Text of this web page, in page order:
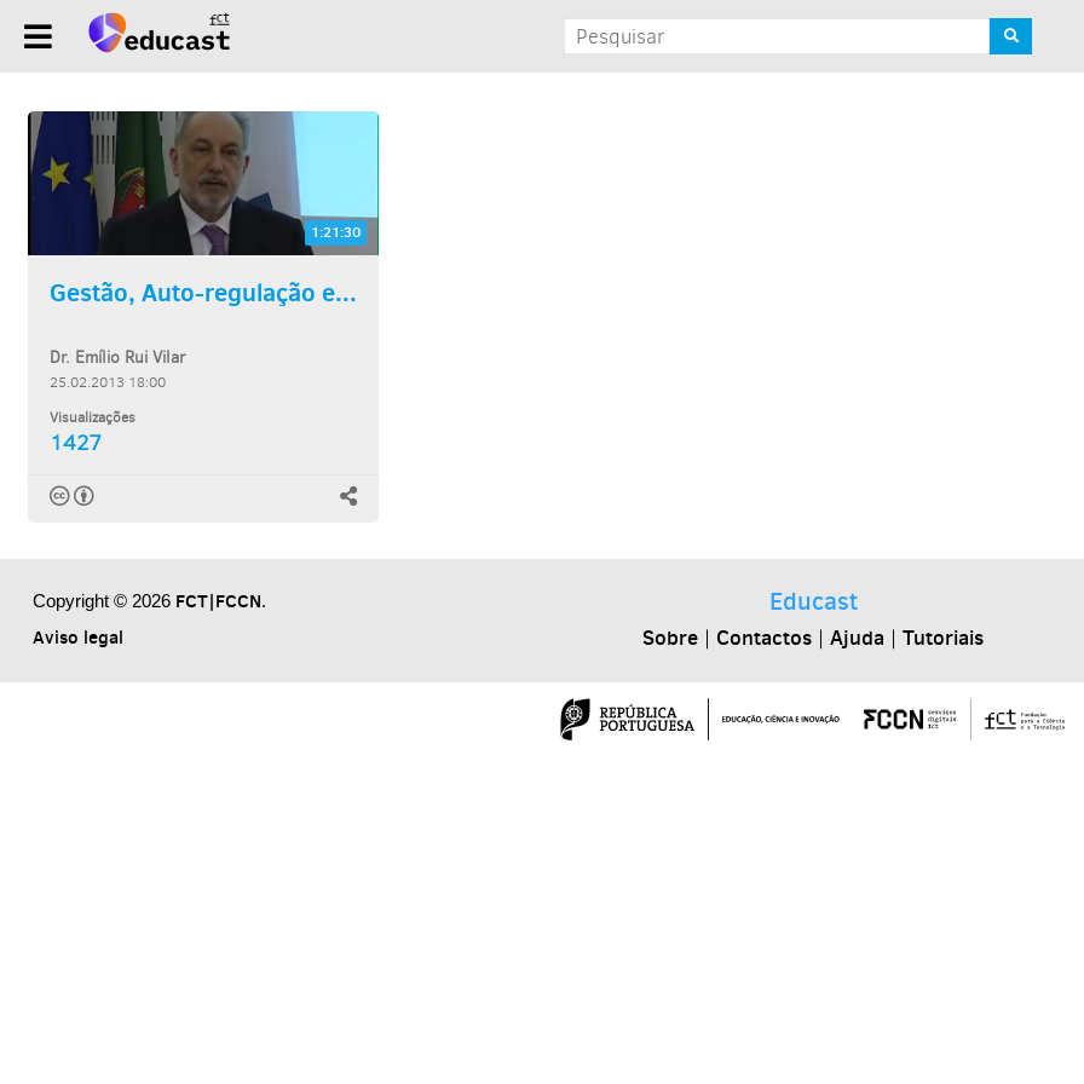
1:21:30
Gestão, Auto-regulação e...
Dr. Emílio Rui Vilar
25.02.2013 18:00
Visualizações
1427
Copyright © 2026 FCT|FCCN.
Aviso legal
Educast
Sobre | Contactos | Ajuda | Tutoriais